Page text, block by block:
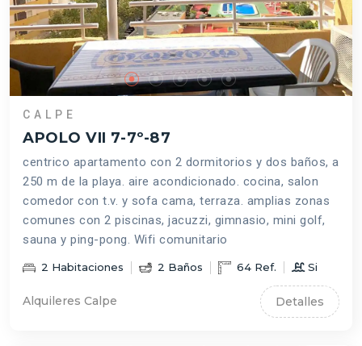
CALPE
APOLO VII 7-7º-87
centrico apartamento con 2 dormitorios y dos baños, a
250 m de la playa. aire acondicionado. cocina, salon
comedor con t.v. y sofa cama, terraza. amplias zonas
comunes con 2 piscinas, jacuzzi, gimnasio, mini golf,
sauna y ping-pong. Wifi comunitario
2 Habitaciones 2 Baños 64 Ref. Si
Alquileres Calpe Detalles